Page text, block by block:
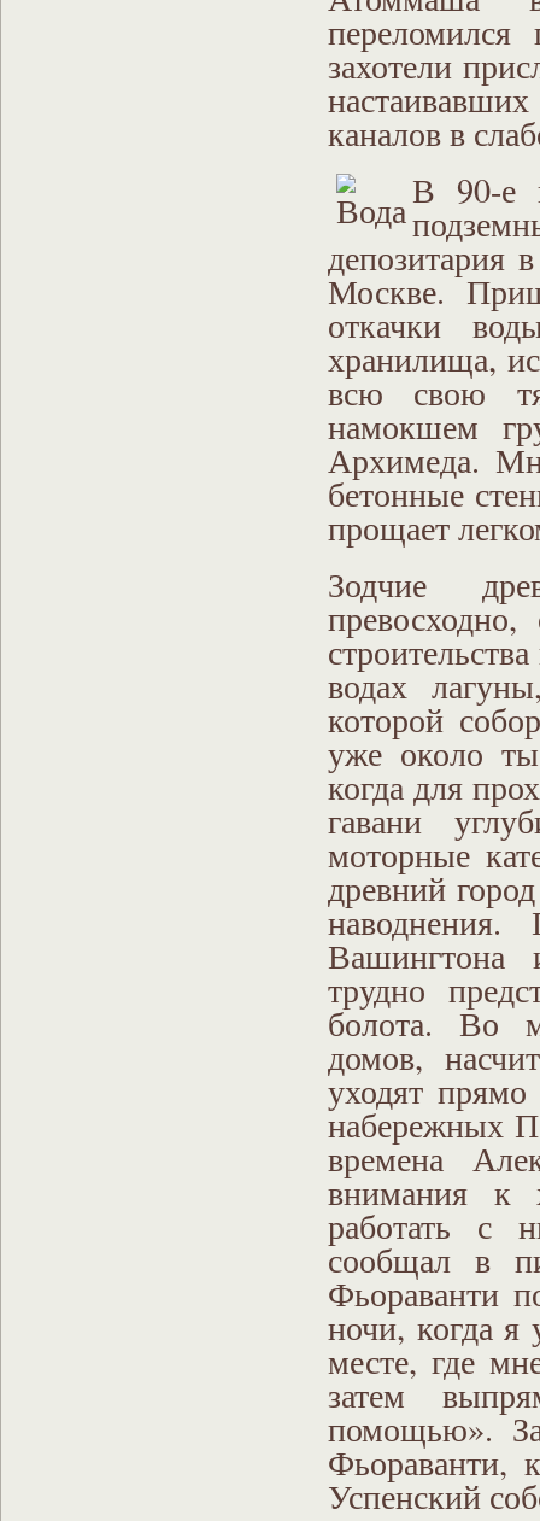
захотели
каналов в
В 90-е
депозитария
Москве.
откачки
хранилища,
всю свою
намокшем
Архимеда.
бетонные
прощает
Зодчие
водах
которой
уже около
когда для
гавани
моторные
древний
Вашингтона
трудно
болота. Во
домов,
уходят
набережных
времена
внимания к
работать с
сообщал в
Фьораванти
ночи, когда
месте, где
затем
помощью».
Фьораванти,
Успенский